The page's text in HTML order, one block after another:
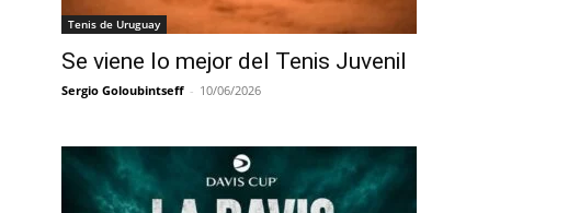
Tenis de Uruguay
Se viene lo mejor del Tenis Juvenil
Sergio Goloubintseff - 10/06/2026